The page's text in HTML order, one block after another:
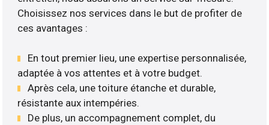
Choisissez nos services dans le but de profiter de
ces avantages :
En tout premier lieu, une expertise personnalisée,
adaptée à vos attentes et à votre budget.
Après cela, une toiture étanche et durable,
résistante aux intempéries.
De plus, un accompagnement complet, du